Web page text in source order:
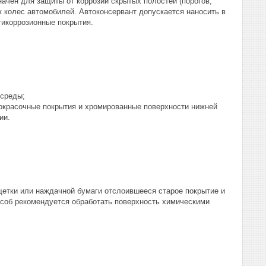
автомобилей. Автоконсервант допускается наносить в
покрытия.
покрытия и хромированные поверхности нижней
или наждачной бумаги отслоившееся старое покрытие и
рекомендуется обработать поверхность химическими